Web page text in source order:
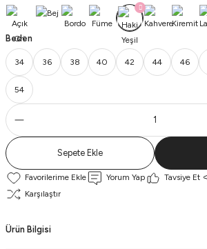
Beden
34 36 38 40 42 44 46
54
Sepete Ekle
Yorum Yap Tavsiye Et
Karşılaştır
Ürün Bilgisi